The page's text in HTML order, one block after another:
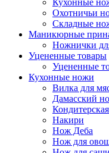
Кухонные
Охотничьи
Складные
Маникюрные
Ножнички
Уцененные товары
Уцененные
Кухонные ножи
Вилка для
Дамасский
Накири
Нож Деба
Нож для